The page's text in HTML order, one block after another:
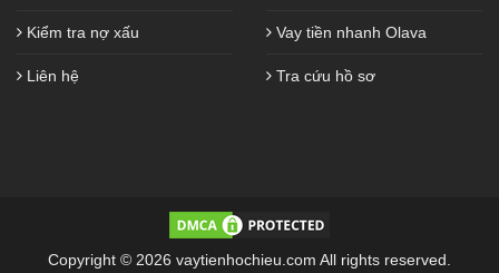
Kiểm tra nợ xấu
Liên hệ
Vay tiền nhanh Olava
Tra cứu hồ sơ
Copyright © 2026 vaytienhochieu.com All rights reserved.